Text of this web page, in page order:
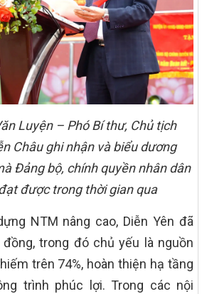
Luyện – Phó Bí thư, Chủ tịch
Châu ghi nhận và biểu dương
Đảng bộ, chính quyền nhân dân
được trong thời gian qua
NTM nâng cao, Diễn Yên đã
trong đó chủ yếu là nguồn
trên 74%, hoàn thiện hạ tầng
trình phúc lợi. Trong các nội